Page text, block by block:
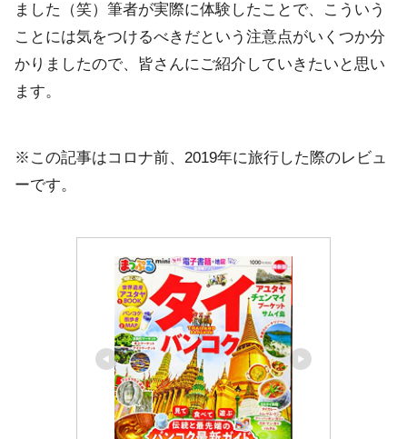
ました（笑）筆者が実際に体験したことで、こういう
ことには気をつけるべきだという注意点がいくつか分
かりましたので、皆さんにご紹介していきたいと思い
ます。
※この記事はコロナ前、2019年に旅行した際のレビュ
ーです。